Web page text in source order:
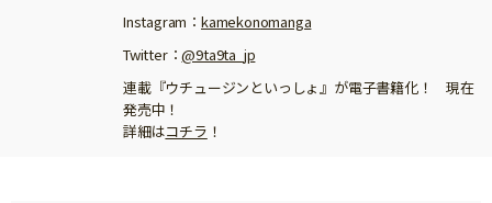
Instagram： kamekonomanga
Twitter：@9ta9ta_jp
連載『ウチュージンといっしょ』が電子書籍化！ 現在
発売中！
詳細はコチラ ！